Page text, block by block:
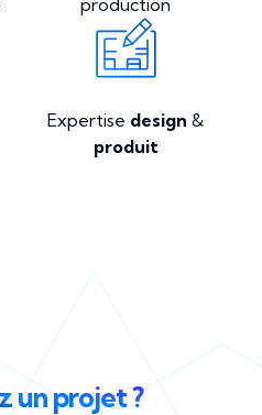
production
Expertise design &
produit
un projet ?